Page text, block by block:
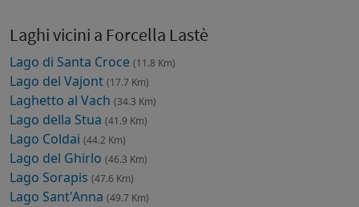
Laghi vicini a Forcella Lastè
Lago di Santa Croce (11.8 Km)
Lago del Vajont (17.7 Km)
Laghetto al Vach (34.3 Km)
Lago della Stua (41.9 Km)
Lago Coldai (44.2 Km)
Lago del Ghirlo (46.3 Km)
Lago Sorapis (47.6 Km)
Lago Sant'Anna (49.7 Km)